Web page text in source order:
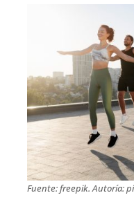
Fuente: freepik. Autoría: